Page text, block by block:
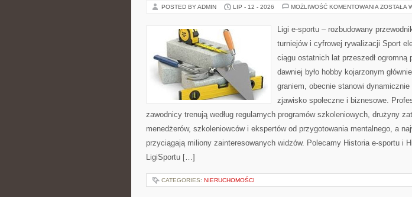
POSTED BY ADMIN LIP - 12 - 2026 MOŻLIWOŚĆ KOMENTOWANIA ZOSTAŁA
Ligi e-sportu – rozbudowany
turniejów i cyfrowej rywalizacji Sport
ciągu ostatnich lat przeszedł ogromną
dawniej było hobby kojarzonym
graniem, obecnie stanowi
zjawisko społeczne i biznesowe.
zawodnicy trenują według regularnych programów szkoleniowych, drużyny
menedżerów, szkoleniowców i ekspertów od przygotowania mentalnego, a
przyciągają miliony zainteresowanych widzów. Polecamy Historia e-sportu i
LigiSportu […]
CATEGORIES: NIERUCHOMOŚCI